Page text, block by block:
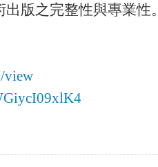
版之完整性與專業性。
view